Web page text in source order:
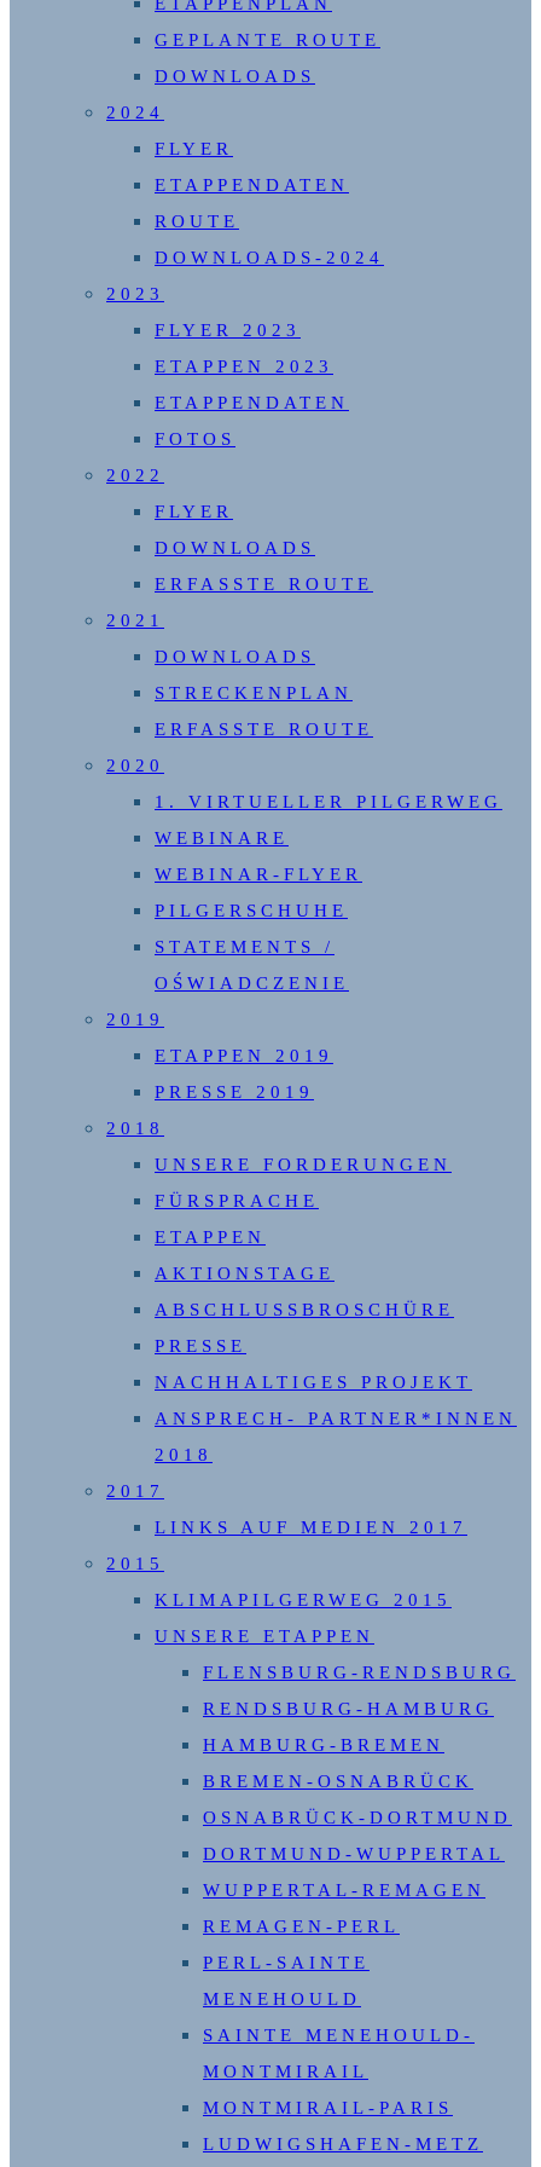
GEPLANTE ROUTE
DOWNLOADS
2024
FLYER
ETAPPENDATEN
ROUTE
DOWNLOADS-2024
2023
FLYER 2023
ETAPPEN 2023
ETAPPENDATEN
FOTOS
2022
FLYER
DOWNLOADS
ERFASSTE ROUTE
2021
DOWNLOADS
STRECKENPLAN
ERFASSTE ROUTE
2020
1. VIRTUELLER PILGERWEG
WEBINARE
WEBINAR-FLYER
PILGERSCHUHE
STATEMENTS /
OŚWIADCZENIE
2019
ETAPPEN 2019
PRESSE 2019
2018
UNSERE FORDERUNGEN
FÜRSPRACHE
ETAPPEN
AKTIONSTAGE
ABSCHLUSSBROSCHÜRE
PRESSE
NACHHALTIGES PROJEKT
ANSPRECH- PARTNER*INNEN
2018
2017
LINKS AUF MEDIEN 2017
2015
KLIMAPILGERWEG 2015
UNSERE ETAPPEN
FLENSBURG-RENDSBURG
RENDSBURG-HAMBURG
HAMBURG-BREMEN
BREMEN-OSNABRÜCK
OSNABRÜCK-DORTMUND
DORTMUND-WUPPERTAL
WUPPERTAL-REMAGEN
REMAGEN-PERL
PERL-SAINTE
MENEHOULD
SAINTE MENEHOULD-
MONTMIRAIL
MONTMIRAIL-PARIS
LUDWIGSHAFEN-METZ